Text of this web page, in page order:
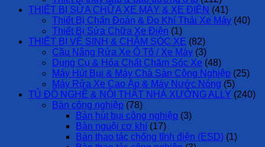
THIẾT BỊ SỬA CHỮA XE MÁY & XE ĐIỆN (41)
Thiết Bị Chẩn Đoán & Đo Khí Thải Xe Máy (40)
Thiết Bị Sửa Chữa Xe Điện (1)
THIẾT BỊ VỆ SINH & CHĂM SÓC XE (82)
Cầu Nâng Rửa Xe Ô Tô / Xe Máy (3)
Dụng Cụ & Hóa Chất Chăm Sóc Xe (48)
Máy Hút Bụi & Máy Chà Sàn Công Nghiệp (25)
Máy Rửa Xe Cao Áp & Máy Nước Nóng (5)
TỦ ĐỒ NGHỀ & NỘI THẤT NHÀ XƯỞNG ALLY (240)
Bàn công nghiệp (78)
Bàn hút bụi công nghiệp (3)
Bàn nguội cơ khí (17)
Bàn thao tác chống tĩnh điện (ESD) (1)